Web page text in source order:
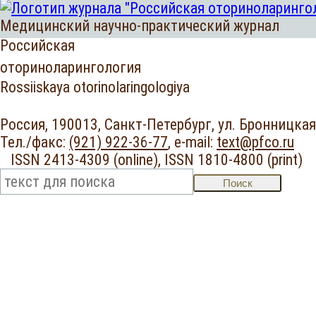
Медицинский научно-практический журнал
Российская
оториноларингология
Rossiiskaya otorinolaringologiya
Россия, 190013, Санкт-Петербург, ул.
Тел./факс: (921) 922-36-77, e-mail: text@pfco.ru
ISSN 2413-4309 (online), ISSN 1810-4800 (print)
Поиск